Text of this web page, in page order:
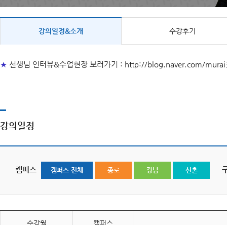
강의일정&소개 수강후기
★ 선생님 인터뷰&수업현장 보러가기 : http://blog.naver.com/
강의일정
캠퍼스 캠퍼스 전체 종로 강남 신촌
수강월 캠퍼스